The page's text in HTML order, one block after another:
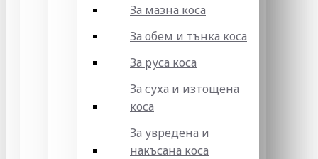
За мазна коса
За обем и тънка коса
За руса коса
За суха и изтощена
коса
За увредена и
накъсана коса